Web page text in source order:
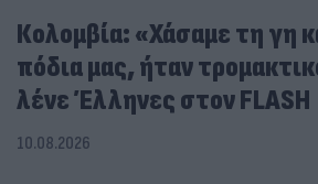
Κολομβία: «Χάσαμε τη γη
πόδια μας, ήταν
λένε Έλληνες στον FLASH
10.08.2026